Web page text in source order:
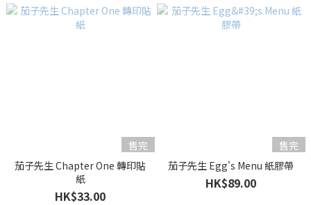
售完
茄子先生 Chapter One 轉印貼
紙
HK$33.00
售完
茄子先生 Egg's Menu 紙膠帶
HK$89.00